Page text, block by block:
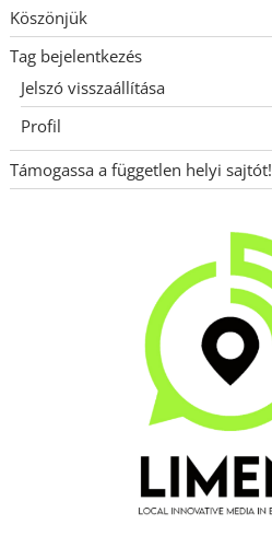
Köszönjük
Tag bejelentkezés
Jelszó visszaállítása
Profil
Támogassa a független helyi sajtót!